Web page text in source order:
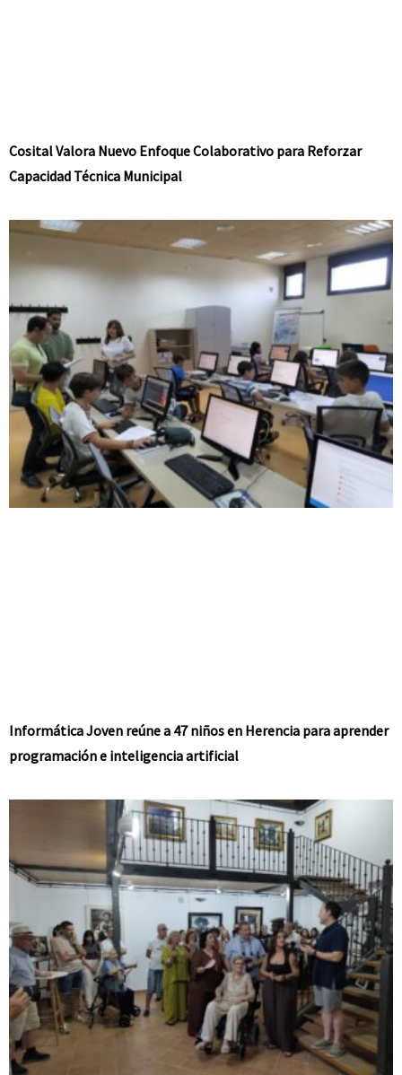
Cosital Valora Nuevo Enfoque Colaborativo para Reforzar
Capacidad Técnica Municipal
Informática Joven reúne a 47 niños en Herencia para aprender
programación e inteligencia artificial